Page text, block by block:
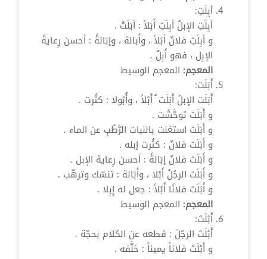
أبِلَتِ:
أبِلَتِ الإبلُ أبِلَتِ أَبَلاً : أبَلَتْ .
و أبِلَتِ فلانٌ أبَلاً ، وأَبالة ، وإبَالةً : أحسن رِعايةَ
الإبِل ، فهو أَبِلٌ .
المعجم: المعجم الوسيط
أَبَلَت:
أَبَلَت الإبلُ أَبَلَت ُ أَبْلاً ، وأُبُولا : كثُرت .
و أَبَلَت توحَّشَت .
و أَبَلَت استغنت بالنبات الرَّطْبِ عن الماء .
و أَبَلَت فلانٌ : كثُرت إبله .
و أَبَلَت فلانٌ إبَالةً : أحسن رِعاية الإبل .
و أَبَلَت الرجُلُ أَبْلا ، وأَبَالة : تنسّك وترهّب .
و أَبَلَت فلانًا أَبْلاً : جعل له إِبِلا .
المعجم: المعجم الوسيط
أَبْلَتَ:
أَبْلَتَ الرجُلَ : قطعه عن الكلام بحجّة .
و أَبْلَتَ فلاناً يميناً : حَلَّفه .